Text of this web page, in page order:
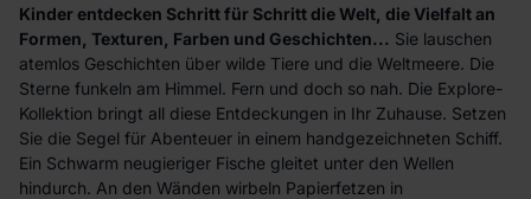
Kinder entdecken Schritt für Schritt die Welt, die Vielfalt an
Formen, Texturen, Farben und Geschichten... Sie lauschen
atemlos Geschichten über wilde Tiere und die Weltmeere. Die
Sterne funkeln am Himmel. Fern und doch so nah. Die Explore-
Kollektion bringt all diese Entdeckungen in Ihr Zuhause. Setzen
Sie die Segel für Abenteuer in einem handgezeichneten Schiff.
Ein Schwarm neugieriger Fische gleitet unter den Wellen
hindurch. An den Wänden wirbeln Papierfetzen in